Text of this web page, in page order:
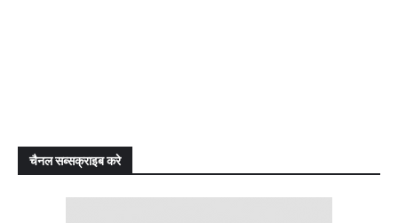
चैनल सब्सक्राइब करे